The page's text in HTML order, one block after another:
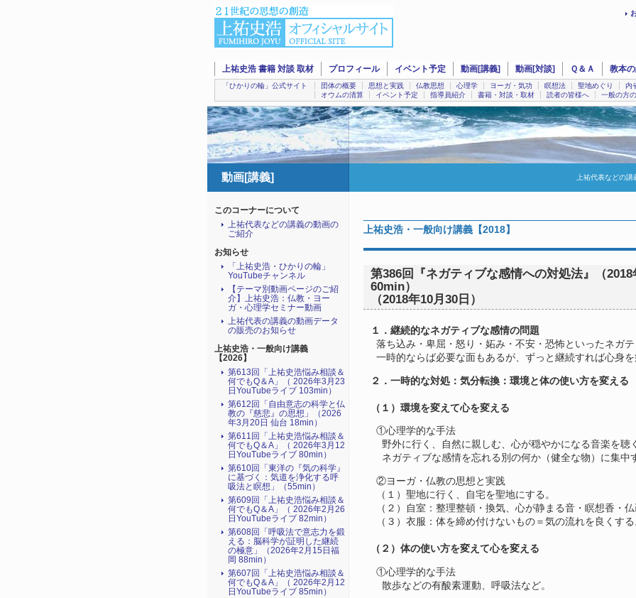
上祐史浩 書籍 対談 取材 プロフィール イベント予定 動画[講義] 動画[対談] Ｑ＆Ａ 教本
「ひかりの輪」公式サイト 団体の概要 思想と実践 仏教思想 心理学 ヨーガ・気功 瞑想法 聖地めぐり 内
オウムの清算
イベント予定 指導員紹介 書籍・対談・取材 読者の皆様へ 一般の方
動画[講義] 上祐代表などの講
上祐史浩・一般向け講義【2018】
第386回『ネガティブな感情への対処法』（2018
60min）
（2018年10月30日）
１．継続的なネガティブな感情の問題
落ち込み・卑屈・怒り・妬み・不安・恐怖といったネガ
一時的ならば必要な面もあるが、ずっと継続すれば心身を
２．一時的な対処：気分転換：環境と体の使い方を変える
（１）環境を変えて心を変える
①心理学的な手法
野外に行く、自然に親しむ、心が穏やかになる音楽を聴
ネガティブな感情を忘れる別の何か（健全な物）に集中
②ヨーガ・仏教の思想と実践
（１）聖地に行く、自宅を聖地にする。
（２）自室：整理整頓・換気、心が静まる音・瞑想香・仏
（３）衣服：体を締め付けないもの＝気の流れを良くする
（２）体の使い方を変えて心を変える
①心理学的な手法
散歩などの有酸素運動、呼吸法など。
このコーナーについて
上祐代表などの講義の動画の
ご紹介
お知らせ
「上祐史浩・ひかりの輪」
YouTubeチャンネル
【テーマ別動画ページのご紹
介】上祐史浩：仏教・ヨー
ガ・心理学セミナー動画
上祐代表の講義の動画データ
の販売のお知らせ
上祐史浩・一般向け講義
【2026】
第613回「上祐史浩悩み相談＆
何でもQ＆A」（ 2026年3月23
日YouTubeライブ 103min）
第612回「自由意志の科学と仏
教の『慈悲』の思想」（2026
年3月20日 仙台 18min）
第611回「上祐史浩悩み相談＆
何でもQ＆A」（ 2026年3月12
日YouTubeライブ 80min）
第610回「東洋の『気の科学』
に基づく：気道を浄化する呼
吸法と瞑想」（55min）
第609回「上祐史浩悩み相談＆
何でもQ＆A」（ 2026年2月26
日YouTubeライブ 82min）
第608回「呼吸法で意志力を鍛
える：脳科学が証明した継続
の極意」（2026年2月15日福
岡 88min）
第607回「上祐史浩悩み相談＆
何でもQ＆A」（ 2026年2月12
日YouTubeライブ 85min）